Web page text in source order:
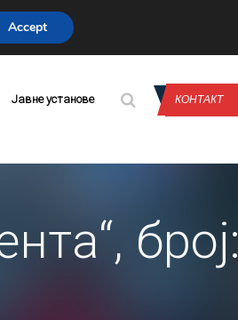
Јавне установе КОНТАКТ
број:
Accept